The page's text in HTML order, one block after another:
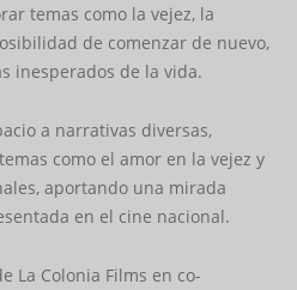
temas como la vejez, la
de comenzar de nuevo,
inesperados de la vida.
a narrativas diversas,
como el amor en la vejez y
aportando una mirada
en el cine nacional.
La Colonia Films en co-